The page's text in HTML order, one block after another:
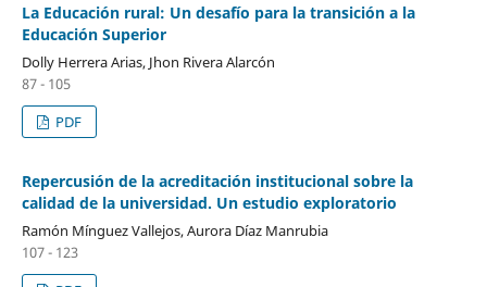
La Educación rural: Un desafío para la transición a la
Educación Superior
Dolly Herrera Arias, Jhon Rivera Alarcón
87 - 105
PDF
Repercusión de la acreditación institucional sobre la
calidad de la universidad. Un estudio exploratorio
Ramón Mínguez Vallejos, Aurora Díaz Manrubia
107 - 123